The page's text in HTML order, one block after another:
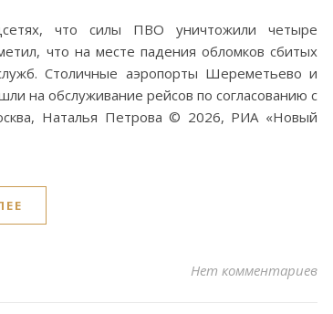
что силы ПВО уничтожили четыре
что на месте падения обломков сбитых
Столичные аэропорты Шереметьево и
на обслуживание рейсов по согласованию с
Наталья Петрова © 2026, РИА «Новый
Нет комментариев